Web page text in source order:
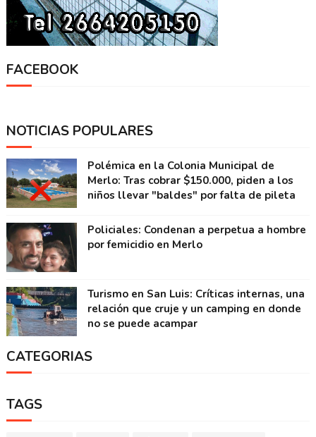
FACEBOOK
NOTICIAS POPULARES
Polémica en la Colonia Municipal de
Merlo: Tras cobrar $150.000, piden a los
niños llevar "baldes" por falta de pileta
Policiales: Condenan a perpetua a hombre
por femicidio en Merlo
Turismo en San Luis: Críticas internas, una
relación que cruje y un camping en donde
no se puede acampar
CATEGORIAS
TAGS